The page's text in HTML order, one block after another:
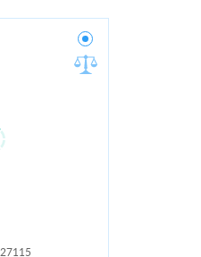
27115